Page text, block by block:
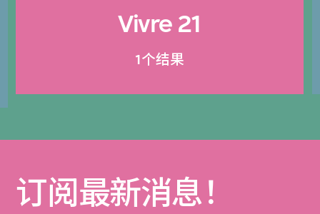
Vivre 21
1个结果
订阅最新消息！